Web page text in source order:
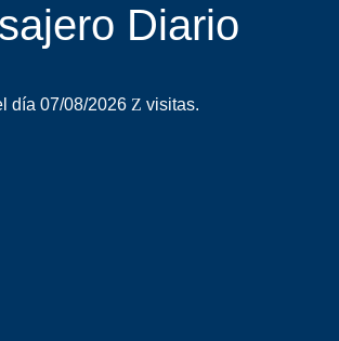
Diario
día 07/08/2026 visitas.